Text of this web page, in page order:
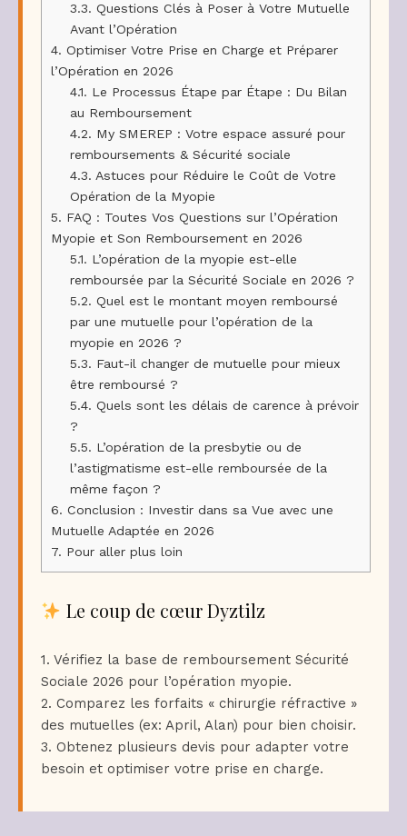
3.3. Questions Clés à Poser à Votre Mutuelle
Avant l’Opération
4. Optimiser Votre Prise en Charge et Préparer
l’Opération en 2026
4.1. Le Processus Étape par Étape : Du Bilan
au Remboursement
4.2. My SMEREP : Votre espace assuré pour
remboursements & Sécurité sociale
4.3. Astuces pour Réduire le Coût de Votre
Opération de la Myopie
5. FAQ : Toutes Vos Questions sur l’Opération
Myopie et Son Remboursement en 2026
5.1. L’opération de la myopie est-elle
remboursée par la Sécurité Sociale en 2026 ?
5.2. Quel est le montant moyen remboursé
par une mutuelle pour l’opération de la
myopie en 2026 ?
5.3. Faut-il changer de mutuelle pour mieux
être remboursé ?
5.4. Quels sont les délais de carence à prévoir
?
5.5. L’opération de la presbytie ou de
l’astigmatisme est-elle remboursée de la
même façon ?
6. Conclusion : Investir dans sa Vue avec une
Mutuelle Adaptée en 2026
7. Pour aller plus loin
Le coup de cœur Dyztilz
1. Vérifiez la base de remboursement Sécurité
Sociale 2026 pour l’opération myopie.
2. Comparez les forfaits « chirurgie réfractive »
des mutuelles (ex: April, Alan) pour bien choisir.
3. Obtenez plusieurs devis pour adapter votre
besoin et optimiser votre prise en charge.